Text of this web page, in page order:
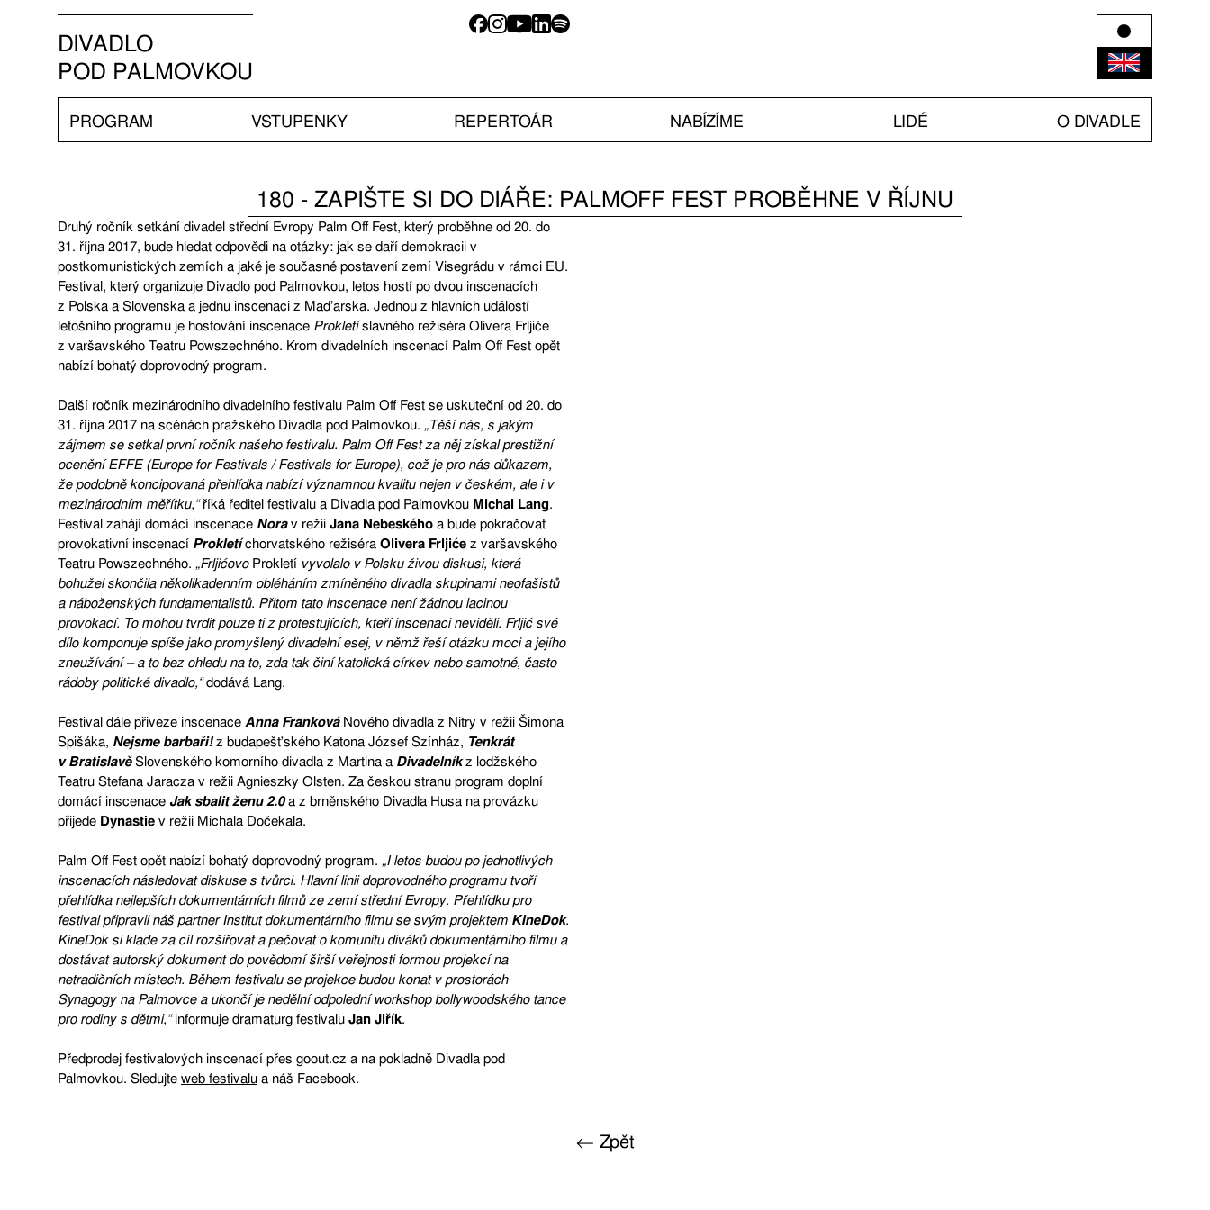
DIVADLO
POD PALMOVKOU
PROGRAM VSTUPENKY REPERTOÁR NABÍZÍME LIDÉ O DIVADLE
180 - ZAPIŠTE SI DO DIÁŘE: PALMOFF FEST PROBĚHNE V ŘÍJNU
Druhý ročník setkání divadel střední Evropy Palm Off Fest, který proběhne od 20. do
31. října 2017, bude hledat odpovědi na otázky: jak se daří demokracii v
postkomunistických zemích a jaké je současné postavení zemí Visegrádu v rámci EU.
Festival, který organizuje Divadlo pod Palmovkou, letos hostí po dvou inscenacích
z Polska a Slovenska a jednu inscenaci z Maďarska. Jednou z hlavních událostí
letošního programu je hostování inscenace Prokletíslavného režiséra Olivera Frljiće
z varšavského Teatru Powszechného. Krom divadelních inscenací Palm Off Fest opět
nabízí bohatý doprovodný program.
Další ročník mezinárodního divadelního festivalu Palm Off Fest se uskuteční od 20. do
31. října 2017 na scénách pražského Divadla pod Palmovkou. „Těší nás, s jakým
zájmem se setkal první ročník našeho festivalu. Palm Off Fest za něj získal prestižní
ocenění EFFE (Europe for Festivals / Festivals for Europe), což je pro nás důkazem,
že podobně koncipovaná přehlídka nabízí významnou kvalitu nejen v českém, ale i v
mezinárodním měřítku,“říká ředitel festivalu a Divadla pod Palmovkou Michal Lang.
Festival zahájí domácí inscenace Norav režii Jana Nebeského a bude pokračovat
provokativní inscenací Prokletíchorvatského režiséra Olivera Frljiće z varšavského
Teatru Powszechného. „Frljićovo Prokletí vyvolalo v Polsku živou diskusi, která
bohužel skončila několikadenním obléháním zmíněného divadla skupinami neofašistů
a náboženských fundamentalistů. Přitom tato inscenace není žádnou lacinou
provokací. To mohou tvrdit pouze ti z protestujících, kteří inscenaci neviděli. Frljić své
dílo komponuje spíše jako promyšlený divadelní esej, v němž řeší otázku moci a jejího
zneužívání – a to bez ohledu na to, zda tak činí katolická církev nebo samotné, často
rádoby politické divadlo,“dodává Lang.
Festival dále přiveze inscenace Anna FrankováNového divadla z Nitry v režii Šimona
Spišáka, Nejsme barbaři!z budapešťského Katona József Színház, Tenkrát
v BratislavěSlovenského komorního divadla z Martina a Divadelníkz lodžského
Teatru Stefana Jaracza v režii Agnieszky Olsten. Za českou stranu program doplní
domácí inscenace Jak sbalit ženu 2.0a z brněnského Divadla Husa na provázku
přijede Dynastie v režii Michala Dočekala.
Palm Off Fest opět nabízí bohatý doprovodný program. „I letos budou po jednotlivých
inscenacích následovat diskuse s tvůrci. Hlavní linii doprovodného programu tvoří
přehlídka nejlepších dokumentárních filmů ze zemí střední Evropy. Přehlídku pro
festival připravil náš partner Institut dokumentárního filmu se svým projektem KineDok.
KineDok si klade za cíl rozšiřovat a pečovat o komunitu diváků dokumentárního filmu a
dostávat autorský dokument do povědomí širší veřejnosti formou projekcí na
netradičních místech. Během festivalu se projekce budou konat v prostorách
Synagogy na Palmovce a ukončí je nedělní odpolední workshop bollywoodského tance
pro rodiny s dětmi,“informuje dramaturg festivalu Jan Jiřík.
Předprodej festivalových inscenací přes goout.cz a na pokladně Divadla pod
Palmovkou. Sledujte web festivalu a náš Facebook.
← Zpět